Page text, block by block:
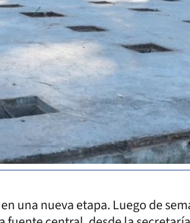
una nueva etapa. Luego de